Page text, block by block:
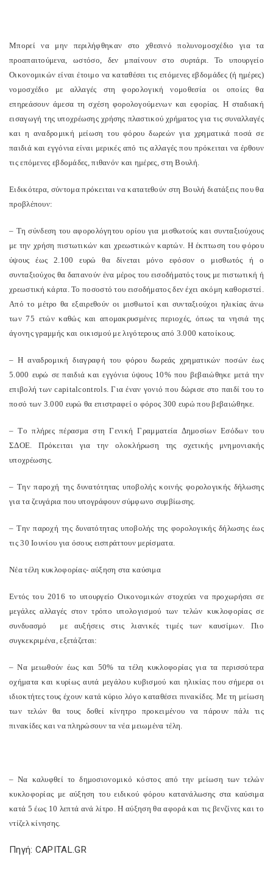
Μπορεί να μην περιλήφθηκαν στο χθεσινό πολυνομοσχέδιο για τα
προαπαιτούμενα, ωστόσο, δεν μπαίνουν στο συρτάρι. Το υπουργείο
Οικονομικών είναι έτοιμο να καταθέσει τις επόμενες εβδομάδες (ή ημέρες)
νομοσχέδιο με αλλαγές στη φορολογική νομοθεσία οι οποίες θα
επηρεάσουν άμεσα τη σχέση φορολογούμενων και εφορίας. Η σταδιακή
εισαγωγή της υποχρέωσης χρήσης πλαστικού χρήματος για τις συναλλαγές
και η αναδρομική μείωση του φόρου δωρεών για χρηματικά ποσά σε
παιδιά και εγγόνια είναι μερικές από τις αλλαγές που πρόκειται να έρθουν
τις επόμενες εβδομάδες, πιθανόν και ημέρες, στη Βουλή.
Ειδικότερα, σύντομα πρόκειται να κατατεθούν στη Βουλή διατάξεις που θα
προβλέπουν:
– Tη σύνδεση του αφορολόγητου ορίου για μισθωτούς και συνταξιούχους
με την χρήση πιστωτικών και χρεωστικών καρτών. Η έκπτωση του φόρου
ύψους έως 2.100 ευρώ θα δίνεται μόνο εφόσον ο μισθωτός ή ο
συνταξιούχος θα δαπανούν ένα μέρος του εισοδήματός τους με πιστωτική ή
χρεωστική κάρτα. Το ποσοστό του εισοδήματος δεν έχει ακόμη καθοριστεί.
Από το μέτρο θα εξαιρεθούν οι μισθωτοί και συνταξιούχοι ηλικίας άνω
των 75 ετών καθώς και απομακρυσμένες περιοχές, όπως τα νησιά της
άγονης γραμμής και οικισμού με λιγότερους από 3.000 κατοίκους.
–H αναδρομική διαγραφή του φόρου δωρεάς χρηματικών ποσών έως
5.000 ευρώ σε παιδιά και εγγόνια ύψους 10% που βεβαιώθηκε μετά την
επιβολή τωνcapitalcontrols. Για έναν γονιό που δώρισε στο παιδί του το
ποσό των 3.000 ευρώ θα επιστραφεί ο φόρος 300 ευρώ που βεβαιώθηκε.
–Tο πλήρες πέρασμα στη Γενική Γραμματεία Δημοσίων Εσόδων του
ΣΔΟΕ. Πρόκειται για την ολοκλήρωση της σχετικής μνημονιακής
υποχρέωσης.
– Την παροχή της δυνατότητας υποβολής κοινής φορολογικής δήλωσης
για τα ζευγάρια που υπογράφουν σύμφωνο συμβίωσης.
–Tην παροχή της δυνατότητας υποβολής της φορολογικής δήλωσης έως
τις 30 Ιουνίου για όσους εισπράττουν μερίσματα.
Νέα τέλη κυκλοφορίας- αύξηση στα καύσιμα
Εντός του 2016 το υπουργείο Οικονομικών στοχεύει να προχωρήσει σε
μεγάλες αλλαγές στον τρόπο υπολογισμού των τελών κυκλοφορίας σε
συνδυασμό με αυξήσεις στις λιανικές τιμές των καυσίμων. Πιο
συγκεκριμένα, εξετάζεται:
–Nα μειωθούν έως και 50% τα τέλη κυκλοφορίας για τα περισσότερα
οχήματα και κυρίως αυτά μεγάλου κυβισμού και ηλικίας που σήμερα οι
ιδιοκτήτες τους έχουν κατά κύριο λόγο καταθέσει πινακίδες. Με τη μείωση
των τελών θα τους δοθεί κίνητρο προκειμένου να πάρουν πάλι τις
πινακίδες και να πληρώσουν τα νέα μειωμένα τέλη.
–Nα καλυφθεί το δημοσιονομικό κόστος από την μείωση των τελών
κυκλοφορίας με αύξηση του ειδικού φόρου κατανάλωσης στα καύσιμα
κατά 5 έως 10 λεπτά ανά λίτρο. Η αύξηση θα αφορά και τις βενζίνες και το
ντίζελ κίνησης.
Πηγή: CAPITAL.GR